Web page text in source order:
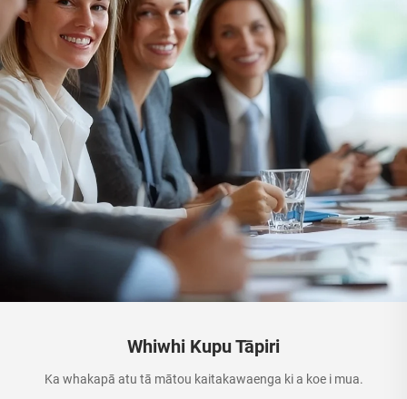
Whiwhi Kupu Tāpiri
Ka whakapā atu tā mātou kaitakawaenga ki a koe i mua.